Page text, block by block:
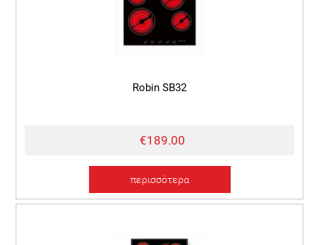
Robin SB32
€189.00
περισσότερα